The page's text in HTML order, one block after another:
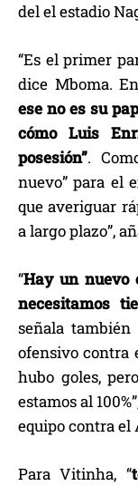
del el estadio
“Es el primer
dice Mboma.
ese no es su
cómo Luis
posesión”.
nuevo” para el
que averiguar
a largo plazo”,
“Hay un nuevo
necesitamos
señala
ofensivo contra
hubo goles,
estamos al
equipo contra el
Para Vitinha, “